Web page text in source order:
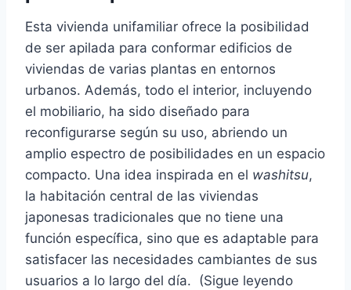
Esta vivienda unifamiliar ofrece la posibilidad
de ser apilada para conformar edificios de
viviendas de varias plantas en entornos
urbanos. Además, todo el interior, incluyendo
el mobiliario, ha sido diseñado para
reconfigurarse según su uso, abriendo un
amplio espectro de posibilidades en un espacio
compacto. Una idea inspirada en el washitsu,
la habitación central de las viviendas
japonesas tradicionales que no tiene una
función específica, sino que es adaptable para
satisfacer las necesidades cambiantes de sus
usuarios a lo largo del día. (Sigue leyendo